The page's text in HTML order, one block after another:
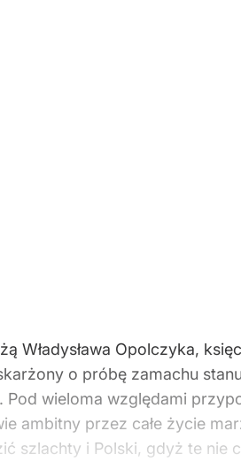
Władysława Opolczyka,
o próbę zamachu
wieloma względami
ambitny przez całe życie
szlachty i Polski, gdyż te nie